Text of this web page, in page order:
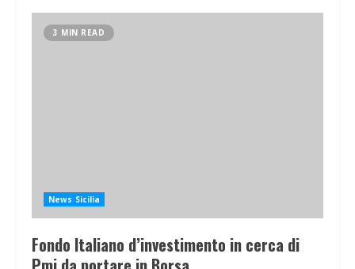
3 MIN READ
News Sicilia
Fondo Italiano d’investimento in cerca di